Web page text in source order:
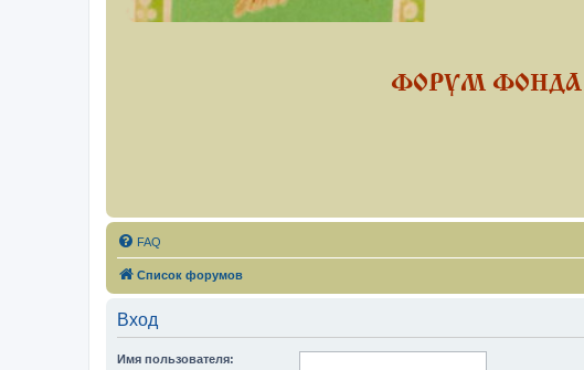
ФОРУМ ФОНДА
FAQ
Список форумов
Вход
Имя пользователя: